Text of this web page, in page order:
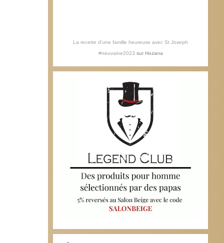
La recette d'une famille heureuse avec St Joseph
#neuvaine2023 sur Hozana